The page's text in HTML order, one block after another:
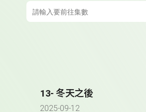
13- 冬天之後
2025-09-12